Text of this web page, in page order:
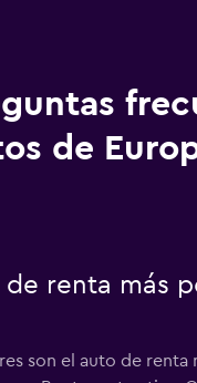
de
renta más
son el auto de